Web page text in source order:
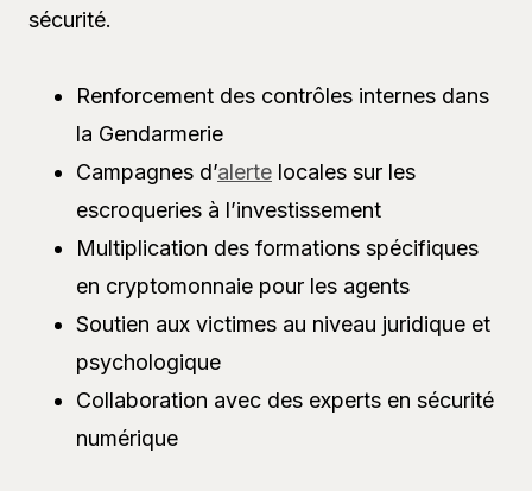
sécurité.
Renforcement des contrôles internes dans
la Gendarmerie
Campagnes d’alerte locales sur les
escroqueries à l’investissement
Multiplication des formations spécifiques
en cryptomonnaie pour les agents
Soutien aux victimes au niveau juridique et
psychologique
Collaboration avec des experts en sécurité
numérique